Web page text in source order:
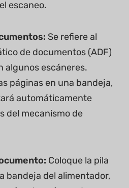
escaneo.
Se refiere al
de documentos (ADF)
algunos escáneres.
páginas en una bandeja,
automáticamente
del mecanismo de
Coloque la pila
bandeja del alimentador,